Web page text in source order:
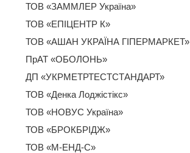
ТОВ «ЗАММЛЕР Україна»
ТОВ «ЕПІЦЕНТР К»
ТОВ «АШАН УКРАЇНА ГІПЕРМАРКЕТ»
ПрАТ «ОБОЛОНЬ»
ДП «УКРМЕТРТЕСТСТАНДАРТ»
ТОВ «Денка Лоджістікс»
ТОВ «НОВУС Україна»
ТОВ «БРОКБРІДЖ»
ТОВ «М-ЕНД-С»